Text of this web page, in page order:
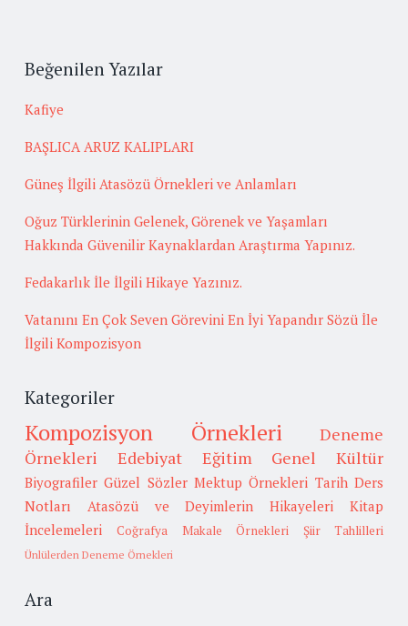
Beğenilen Yazılar
Kafiye
BAŞLICA ARUZ KALIPLARI
Güneş İlgili Atasözü Örnekleri ve Anlamları
Oğuz Türklerinin Gelenek, Görenek ve Yaşamları
Hakkında Güvenilir Kaynaklardan Araştırma Yapınız.
Fedakarlık İle İlgili Hikaye Yazınız.
Vatanını En Çok Seven Görevini En İyi Yapandır Sözü İle
İlgili Kompozisyon
Kategoriler
Kompozisyon Örnekleri
Deneme
Örnekleri
Edebiyat Eğitim Genel Kültür
Biyografiler Güzel Sözler Mektup Örnekleri Tarih Ders
Notları
Atasözü ve Deyimlerin Hikayeleri
Kitap
İncelemeleri
Coğrafya Makale Örnekleri Şiir Tahlilleri
Ünlülerden Deneme Örnekleri
Ara